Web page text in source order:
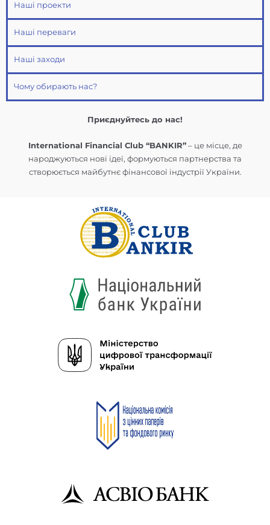
Наші проекти
Наші переваги
Наші заходи
Чому обирають нас?
Приєднуйтесь до нас!
International Financial Club “BANKIR”– це місце, де
народжуються нові ідеї, формуються партнерства та
створюється майбутнє фінансової індустрії України.